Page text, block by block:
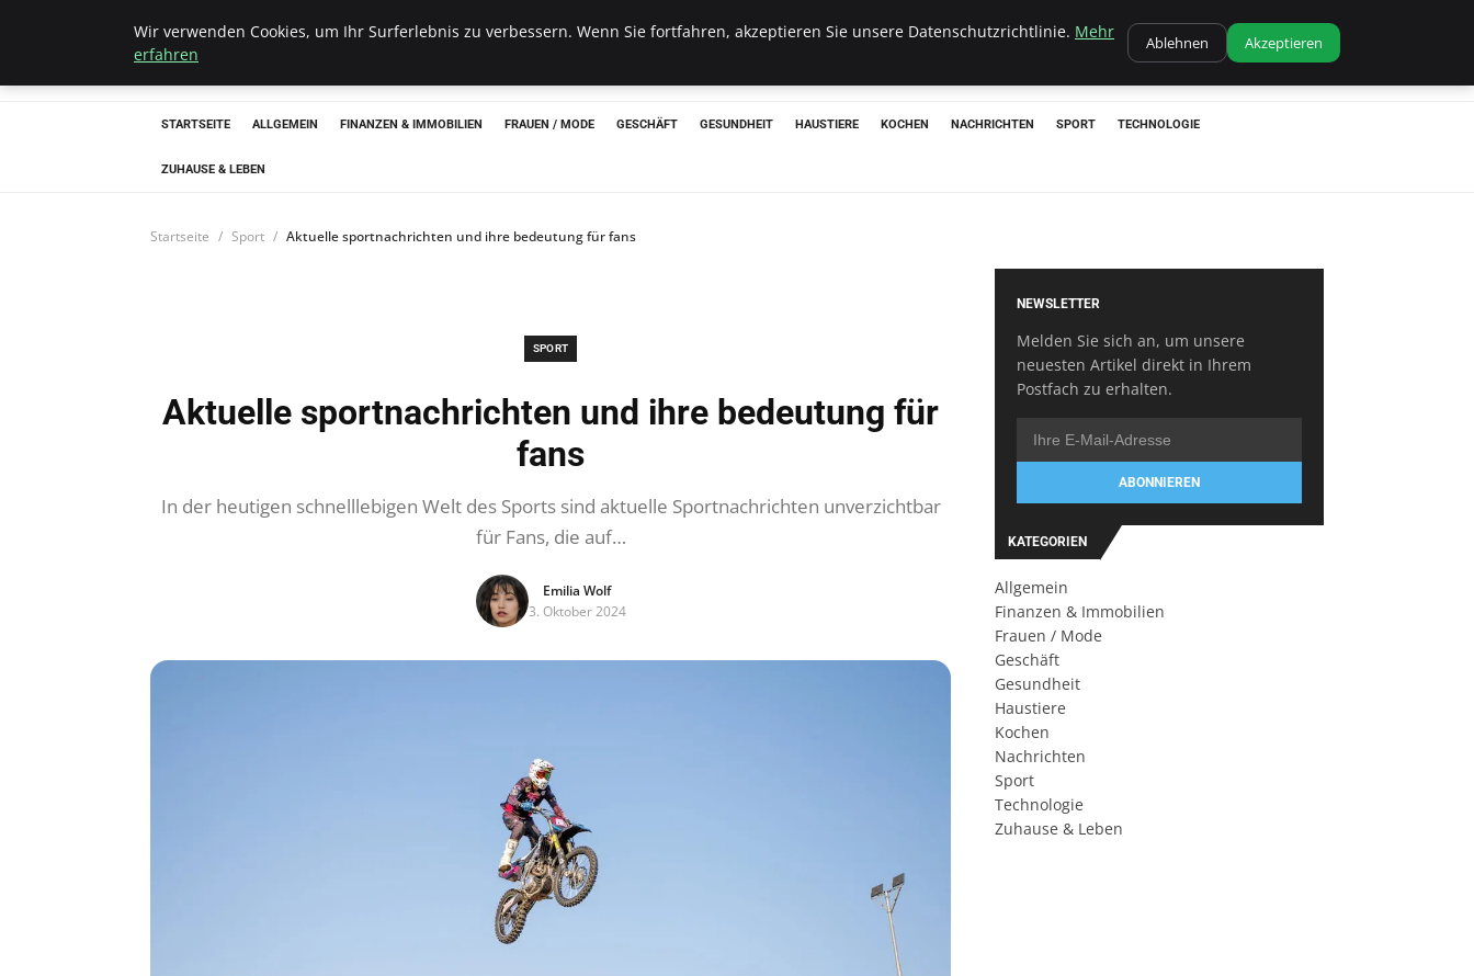
Bistro Grammophon
STARTSEITE ALLGEMEIN FINANZEN & IMMOBILIEN FRAUEN / MODE GESCHÄFT GESUNDHEIT HAUSTIERE KOCHEN NACHRICHTEN SPORT TECHNOLOGIE
ZUHAUSE & LEBEN
Startseite Sport Aktuelle sportnachrichten und ihre bedeutung für fans
SPORT
Aktuelle sportnachrichten und ihre bedeutung für
fans
In der heutigen schnelllebigen Welt des Sports sind aktuelle Sportnachrichten unverzichtbar
für Fans, die auf…
Emilia Wolf
3. Oktober 2024
NEWSLETTER
Melden Sie sich an, um unsere
neuesten Artikel direkt in Ihrem
Postfach zu erhalten.
ABONNIEREN
KATEGORIEN
Allgemein
Finanzen & Immobilien
Frauen / Mode
Geschäft
Gesundheit
Haustiere
Kochen
Nachrichten
Sport
Technologie
Zuhause & Leben
Wir verwenden Cookies, um Ihr Surferlebnis zu verbessern. Wenn Sie fortfahren, akzeptieren Sie unsere Datenschutzrichtlinie. Mehr
erfahren
Ablehnen Akzeptieren